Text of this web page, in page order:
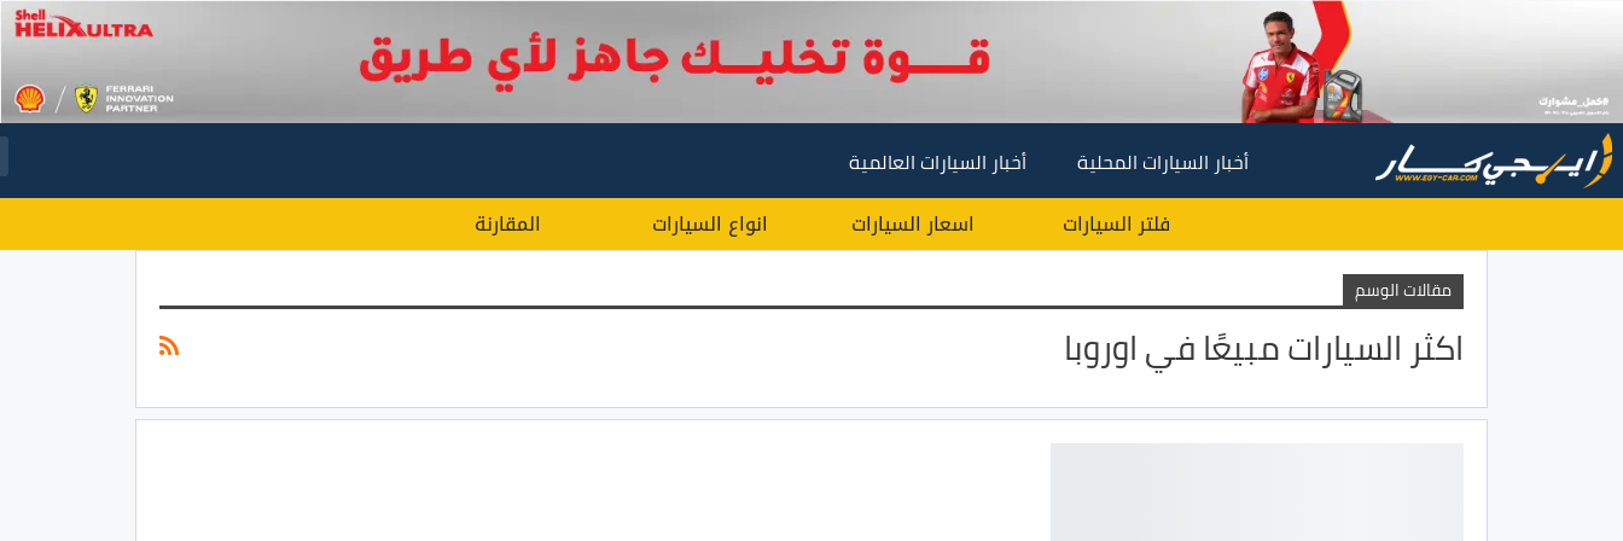
أخبار السيارات المحلية أخبار السيارات العالمية
فلتر السيارات اسعار السيارات انواع السيارات المقارنة
مقالات الوسم
اكثر السيارات مبيعًا في اوروبا